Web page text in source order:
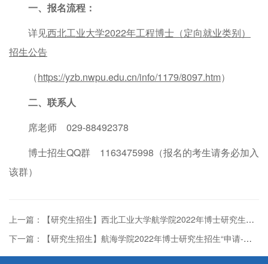
一、报名流程：
详见西北工业大学2022年工程博士（定向就业类别）
招生公告
（https://yzb.nwpu.edu.cn/info/1179/8097.htm）
二、联系人
席老师 029-88492378
博士招生QQ群 1163475998（报名的考生请务必加入
该群）
上一篇：【研究生招生】西北工业大学航学院2022年博士研究生复试工作方案
下一篇：【研究生招生】航海学院2022年博士研究生招生“申请-考核”制实施方案